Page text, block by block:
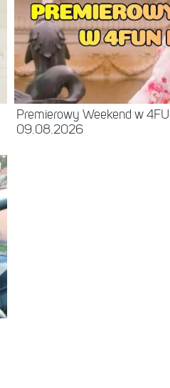
Premierowy Weekend w
09.08.2026